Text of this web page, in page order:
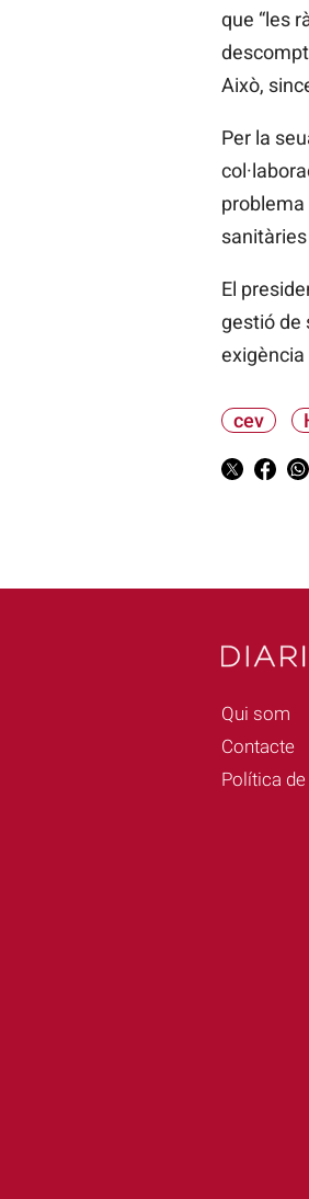
que “les
Això,
Per la
problema
El
gestió de
exigència
cev
Qui som
Contacte
Política